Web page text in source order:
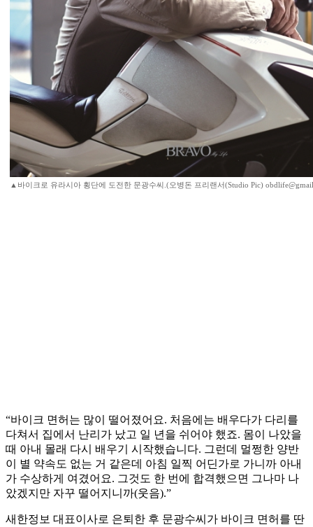
▲바이크로 유라시아 횡단에 도전한 문광수씨.(오병돈 프리랜서(Studio Pic)
“바이크 면허는 많이 떨어졌어요. 처음에는 배우다가 다리를
다쳐서 집에서 난리가 났고 일 년을 쉬어야 했죠. 몸이 나았을
때 아내 몰래 다시 배우기 시작했습니다. 그런데 멀쩡한 양반
이 별 약속도 없는 거 같은데 아침 일찍 어딘가로 가니까 아내
가 수상하게 여겼어요. 그것도 한 번에 합격했으면 그나마 나
았겠지만 자꾸 떨어지니까(웃음).”
새한정보 대표이사로 은퇴한 후 문광수씨가 바이크 면허를 딴